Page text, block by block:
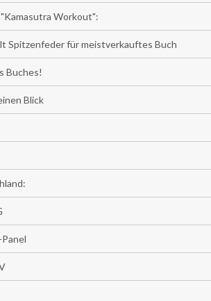
Workout":
Spitzenfeder für meistverkauftes Buch
Buches!
Blick